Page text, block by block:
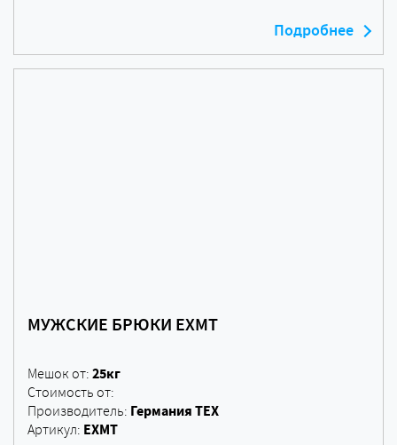
Подробнее
МУЖСКИЕ БРЮКИ EXMT
Мешок от: 25кг
Стоимость от:
Производитель: Германия ТЕХ
Артикул: EXMT